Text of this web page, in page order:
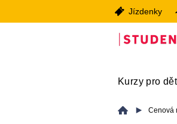
Jízdenky
Kurzy pro
Cenová